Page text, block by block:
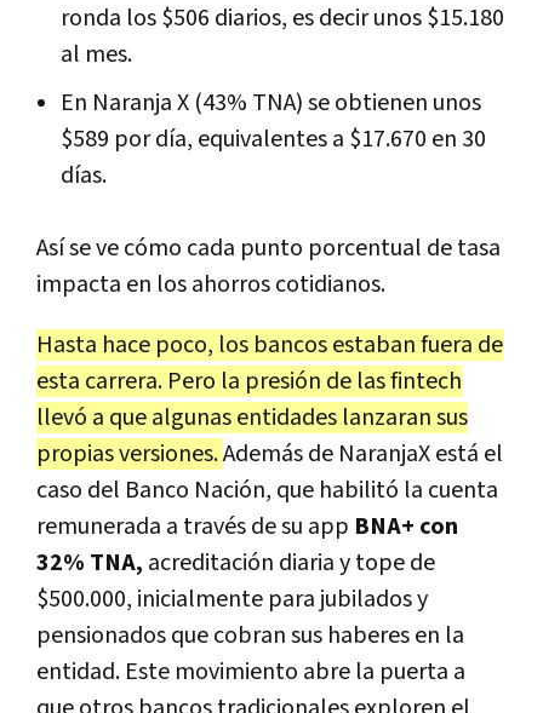
ronda los $506 diarios, es decir unos $15.180
al mes.
En Naranja X (43% TNA) se obtienen unos
$589 por día, equivalentes a $17.670 en 30
días.
Así se ve cómo cada punto porcentual de tasa
impacta en los ahorros cotidianos.
Hasta hace poco, los bancos estaban fuera de
esta carrera. Pero la presión de las fintech
llevó a que algunas entidades lanzaran sus
propias versiones.Además de NaranjaX está el
caso del Banco Nación, que habilitó la cuenta
remunerada a través de su app BNA+ con
32% TNA, acreditación diaria y tope de
$500.000, inicialmente para jubilados y
pensionados que cobran sus haberes en la
entidad. Este movimiento abre la puerta a